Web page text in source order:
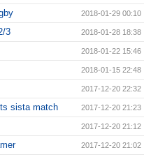
2018-01-29 00:10
3 2018-01-28 18:38
2018-01-22 15:46
2018-01-15 22:48
2017-12-20 22:32
sista match 2017-12-20 21:23
2017-12-20 21:12
2017-12-20 21:02